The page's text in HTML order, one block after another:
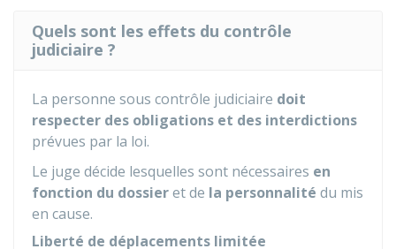
Quels sont les effets du contrôle
judiciaire ?
La personne sous contrôle judiciaire doit
respecter des obligations et des interdictions
prévues par la loi.
Le juge décide lesquelles sont nécessaires en
fonction du dossieret de la personnalité du mis
en cause.
Liberté de déplacements limitée